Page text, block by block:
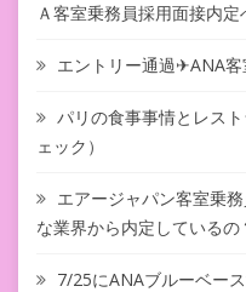
Ａ客室乗務員採用面接内定
エントリー通過✈ANA
パリの食事事情とレス
ェック）
エアージャパン客室乗
な業界から内定しているの
7/25にANAブルーベー